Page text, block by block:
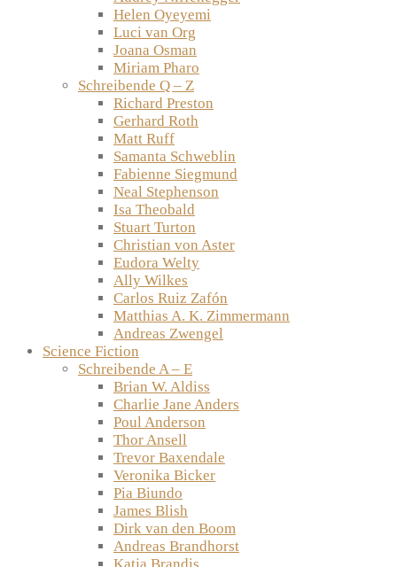
Helen Oyeyemi
Luci van Org
Joana Osman
Miriam Pharo
Schreibende Q – Z
Richard Preston
Gerhard Roth
Matt Ruff
Samanta Schweblin
Fabienne Siegmund
Neal Stephenson
Isa Theobald
Stuart Turton
Christian von Aster
Eudora Welty
Ally Wilkes
Carlos Ruiz Zafón
Matthias A. K. Zimmermann
Andreas Zwengel
Science Fiction
Schreibende A – E
Brian W. Aldiss
Charlie Jane Anders
Poul Anderson
Thor Ansell
Trevor Baxendale
Veronika Bicker
Pia Biundo
James Blish
Dirk van den Boom
Andreas Brandhorst